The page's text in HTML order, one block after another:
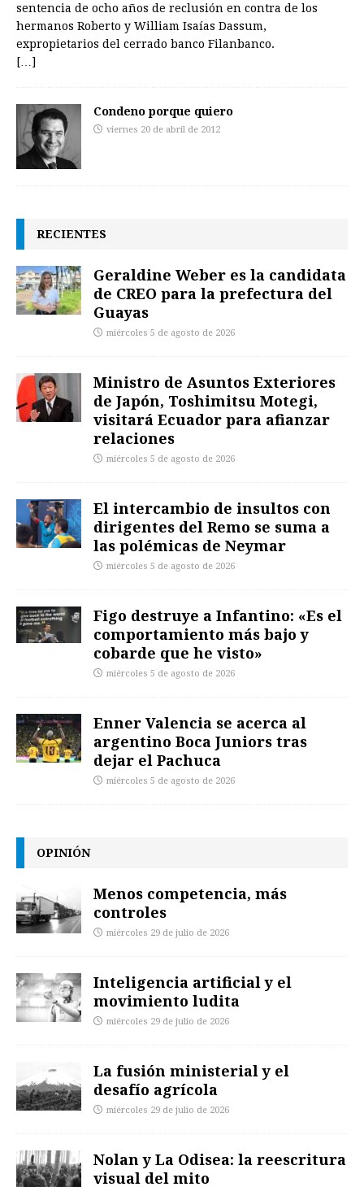
sentencia de ocho años de reclusión en contra de los
hermanos Roberto y William Isaías Dassum,
expropietarios del cerrado banco Filanbanco.
[…]
Condeno porque quiero
viernes 20 de abril de 2012
RECIENTES
Geraldine Weber es la candidata
de CREO para la prefectura del
Guayas
miércoles 5 de agosto de 2026
Ministro de Asuntos Exteriores
de Japón, Toshimitsu Motegi,
visitará Ecuador para afianzar
relaciones
miércoles 5 de agosto de 2026
El intercambio de insultos con
dirigentes del Remo se suma a
las polémicas de Neymar
miércoles 5 de agosto de 2026
Figo destruye a Infantino: «Es el
comportamiento más bajo y
cobarde que he visto»
miércoles 5 de agosto de 2026
Enner Valencia se acerca al
argentino Boca Juniors tras
dejar el Pachuca
miércoles 5 de agosto de 2026
OPINIÓN
Menos competencia, más
controles
miércoles 29 de julio de 2026
Inteligencia artificial y el
movimiento ludita
miércoles 29 de julio de 2026
La fusión ministerial y el
desafío agrícola
miércoles 29 de julio de 2026
Nolan y La Odisea: la reescritura
visual del mito